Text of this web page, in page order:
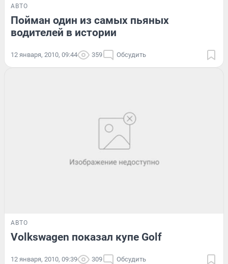
АВТО
Пойман один из самых пьяных
водителей в истории
12 января, 2010, 09:44 359 Обсудить
АВТО
Volkswagen показал купе Golf
12 января, 2010, 09:39 309 Обсудить